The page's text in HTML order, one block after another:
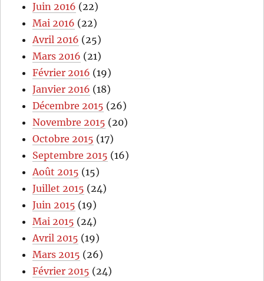
Juin 2016 (22)
Mai 2016 (22)
Avril 2016 (25)
Mars 2016 (21)
Février 2016 (19)
Janvier 2016 (18)
Décembre 2015 (26)
Novembre 2015 (20)
Octobre 2015 (17)
Septembre 2015 (16)
Août 2015 (15)
Juillet 2015 (24)
Juin 2015 (19)
Mai 2015 (24)
Avril 2015 (19)
Mars 2015 (26)
Février 2015 (24)